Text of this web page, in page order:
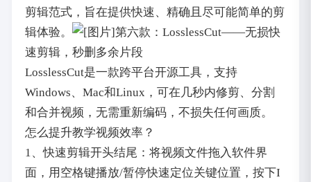
剪辑范式，旨在提供快速、精确且尽可能简单的剪
辑体验。
第六款：LosslessCut——无损快
速剪辑，秒删多余片段
LosslessCut是一款跨平台开源工具，支持
Windows、Mac和Linux，可在几秒内修剪、分割
和合并视频，无需重新编码，不损失任何画质。
怎么提升教学视频效率？
1、快速剪辑开头结尾：将视频文件拖入软件界
面，用空格键播放/暂停快速定位关键位置，按下I